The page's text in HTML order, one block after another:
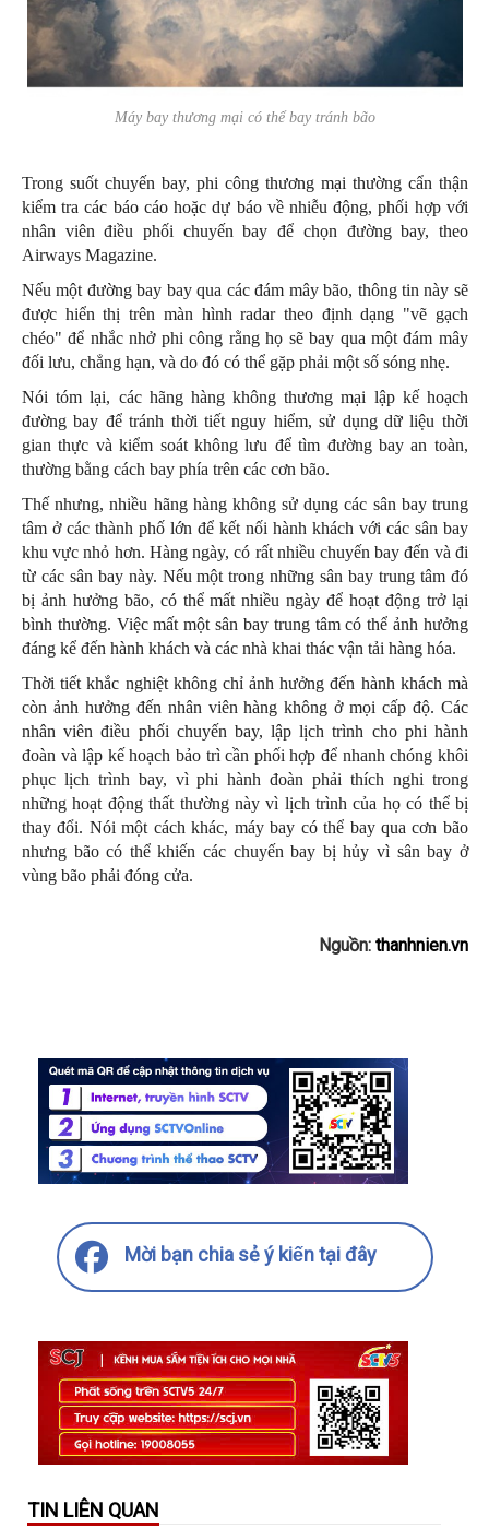
Máy bay thương mại có thể bay tránh bão
Trong suốt chuyến bay, phi công thương mại thường cẩn thận
kiểm tra các báo cáo hoặc dự báo về nhiễu động, phối hợp với
nhân viên điều phối chuyến bay để chọn đường bay, theo
Airways Magazine.
Nếu một đường bay bay qua các đám mây bão, thông tin này sẽ
được hiển thị trên màn hình radar theo định dạng "vẽ gạch
chéo" để nhắc nhở phi công rằng họ sẽ bay qua một đám mây
đối lưu, chẳng hạn, và do đó có thể gặp phải một số sóng nhẹ.
Nói tóm lại, các hãng hàng không thương mại lập kế hoạch
đường bay để tránh thời tiết nguy hiểm, sử dụng dữ liệu thời
gian thực và kiểm soát không lưu để tìm đường bay an toàn,
thường bằng cách bay phía trên các cơn bão.
Thế nhưng, nhiều hãng hàng không sử dụng các sân bay trung
tâm ở các thành phố lớn để kết nối hành khách với các sân bay
khu vực nhỏ hơn. Hàng ngày, có rất nhiều chuyến bay đến và đi
từ các sân bay này. Nếu một trong những sân bay trung tâm đó
bị ảnh hưởng bão, có thể mất nhiều ngày để hoạt động trở lại
bình thường. Việc mất một sân bay trung tâm có thể ảnh hưởng
đáng kể đến hành khách và các nhà khai thác vận tải hàng hóa.
Thời tiết khắc nghiệt không chỉ ảnh hưởng đến hành khách mà
còn ảnh hưởng đến nhân viên hàng không ở mọi cấp độ. Các
nhân viên điều phối chuyến bay, lập lịch trình cho phi hành
đoàn và lập kế hoạch bảo trì cần phối hợp để nhanh chóng khôi
phục lịch trình bay, vì phi hành đoàn phải thích nghi trong
những hoạt động thất thường này vì lịch trình của họ có thể bị
thay đổi. Nói một cách khác, máy bay có thể bay qua cơn bão
nhưng bão có thể khiến các chuyến bay bị hủy vì sân bay ở
vùng bão phải đóng cửa.
Nguồn: thanhnien.vn
Mời bạn chia sẻ ý kiến tại đây
TIN LIÊN QUAN